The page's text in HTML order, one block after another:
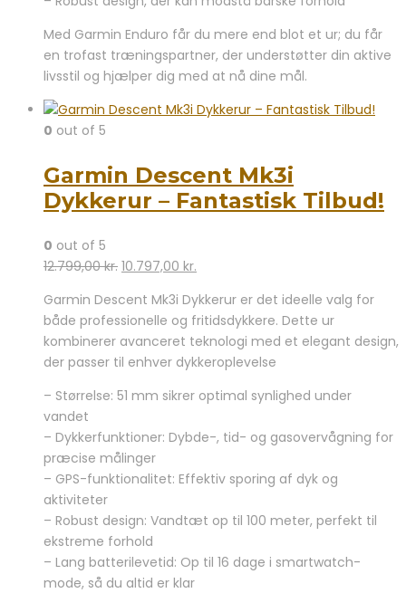
Med Garmin Enduro får du mere end blot et ur; du får
en trofast træningspartner, der understøtter din aktive
livsstil og hjælper dig med at nå dine mål.
0 out of 5
Garmin Descent Mk3i
Dykkerur – Fantastisk Tilbud!
0 out of 5
12.799,00kr. Den
pris
var:
12.799,00 kr..
10.797,00 kr.
pris
er:
10.797,00 kr..
Garmin Descent Mk3i Dykkerur er det ideelle valg for
både professionelle og fritidsdykkere. Dette ur
kombinerer avanceret teknologi med et elegant design,
der passer til enhver dykkeroplevelse
– Størrelse: 51 mm sikrer optimal synlighed under
vandet
– Dykkerfunktioner: Dybde-, tid- og gasovervågning for
præcise målinger
– GPS-funktionalitet: Effektiv sporing af dyk og
aktiviteter
– Robust design: Vandtæt op til 100 meter, perfekt til
ekstreme forhold
– Lang batterilevetid: Op til 16 dage i smartwatch-
mode, så du altid er klar